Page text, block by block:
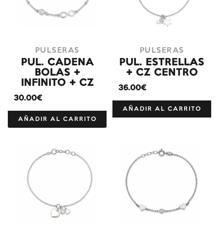
PULSERAS
PUL. CADENA
BOLAS +
INFINITO + CZ
30.00€
AÑADIR AL CARRITO
PULSERAS
PUL. ESTRELLAS
+ CZ CENTRO
36.00€
AÑADIR AL CARRITO